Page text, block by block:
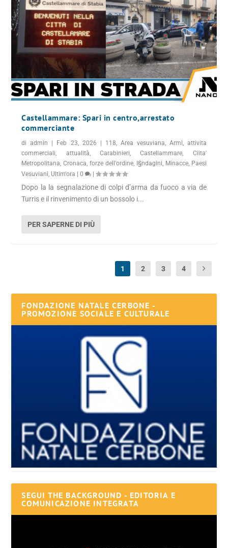
Castellammare: Spari in centro,arrestato
commerciante
diadmin | Feb 23, 2026 | 118, Area vesuviana, Armi, attivita
commerciali, attualità, Carabinieri,Castellammare, Ciita'
Metropolitana,Cronaca,forze dell'ordine, I§ndagini, Minacce, Paesi
Vesuviani, Ultim'ora |0 |
Dopo la la segnalazione di colpi d’arma da fuoco a via de
Turris e il rinvenimento di un bossolo i...
PER SAPERNE DI PIÙ
1 2 3 4
FONDAZIONE NATALE CERBONE -
PROMOZIONE SOCIALE E CULTURALE
SEGUI THE BACKGROUND - EDITORIA E
COMUNICAZIONE INTEGRATA